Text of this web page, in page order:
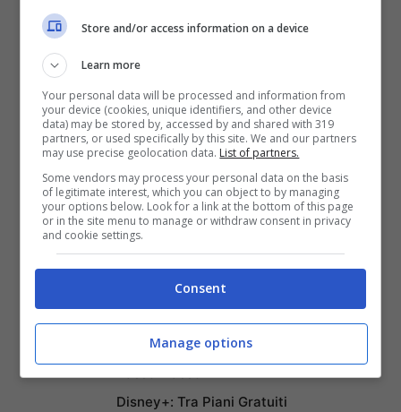
Articoli recenti
Automatici di Modelli AI da
4GB su Chrome: Guida
Passo-Passo
Disney+: Tra Piani Gratuiti
Store and/or access information on a device
Learn more
Your personal data will be processed and information from
your device (cookies, unique identifiers, and other device
data) may be stored by, accessed by and shared with 319
partners, or used specifically by this site. We and our partners
may use precise geolocation data. List of partners.
Some vendors may process your personal data on the basis
of legitimate interest, which you can object to by managing
your options below. Look for a link at the bottom of this page
or in the site menu to manage or withdraw consent in privacy
and cookie settings.
Consent
Manage options